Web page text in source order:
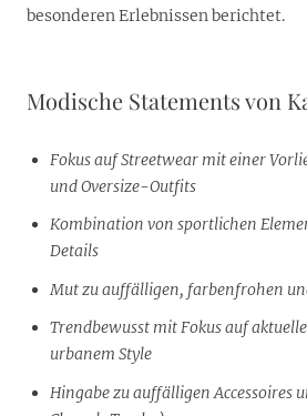
besonderen Erlebnissen berichtet.
Modische Statements von
Fokus auf Streetwear mit einer
und Oversize-Outfits
Kombination von sportlichen
Details
Mut zu auffälligen, farbenfrohen
Trendbewusst mit Fokus auf
urbanem Style
Hingabe zu auffälligen Accessoires